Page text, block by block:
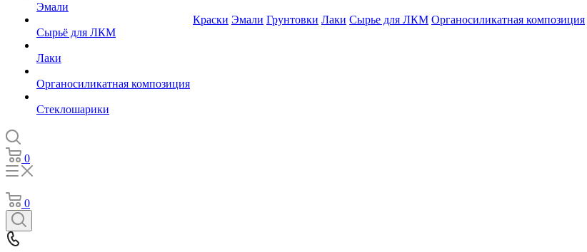
Эмали
Сырьё для ЛКМ
Лаки
Органосиликатная композиция
Стеклошарики
Краски Эмали Грунтовки Лаки Сырье для ЛКМ Органосиликатная композиция
0
0